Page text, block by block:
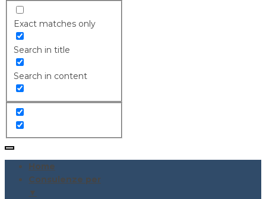
Exact matches only
Search in title
Search in content
Home
Consulenze per
▼